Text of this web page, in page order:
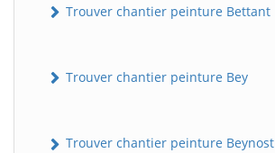
Trouver chantier peinture Bettant
Trouver chantier peinture Bey
Trouver chantier peinture Beynost